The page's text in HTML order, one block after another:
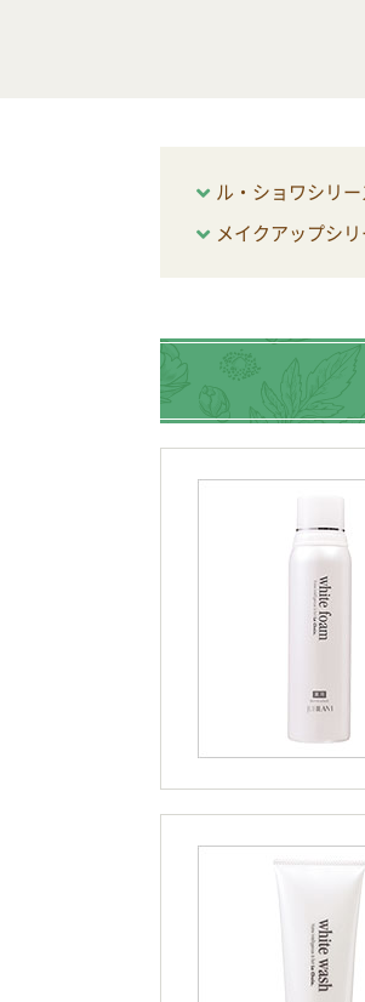
ル・ショワシリー
メイクアップシ